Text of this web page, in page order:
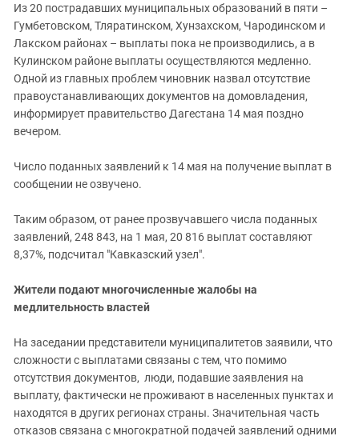
Из 20 пострадавших муниципальных образований в пяти –
Гумбетовском, Тляратинском, Хунзахском, Чародинском и
Лакском районах – выплаты пока не производились, а в
Кулинском районе выплаты осуществляются медленно.
Одной из главных проблем чиновник назвал отсутствие
правоустанавливающих документов на домовладения,
информирует правительство Дагестана 14 мая поздно
вечером.
Число поданных заявлений к 14 мая на получение выплат в
сообщении не озвучено.
Таким образом, от ранее прозвучавшего числа поданных
заявлений, 248 843, на 1 мая, 20 816 выплат составляют
8,37%, подсчитал "Кавказский узел".
Жители подают многочисленные жалобы на
медлительность властей
На заседании представители муниципалитетов заявили, что
сложности с выплатами связаны с тем, что помимо
отсутствия документов, люди, подавшие заявления на
выплату, фактически не проживают в населенных пунктах и
находятся в других регионах страны. Значительная часть
отказов связана с многократной подачей заявлений одними